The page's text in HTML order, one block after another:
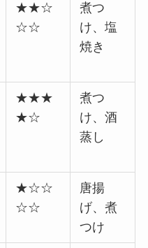
★★☆
☆☆
煮つ
け、塩
焼き
★★★
★☆
煮つ
け、酒
蒸し
★☆☆
☆☆
唐揚
げ、煮
つけ